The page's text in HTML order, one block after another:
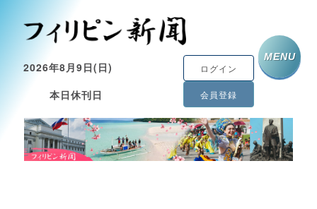
2026年8月9日(日)
本日休刊日
ログイン
会員登録
MENU